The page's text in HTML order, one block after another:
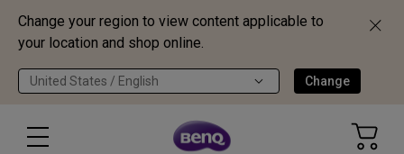
Change your region to view content applicable to
your location and shop online.
United States / English Change